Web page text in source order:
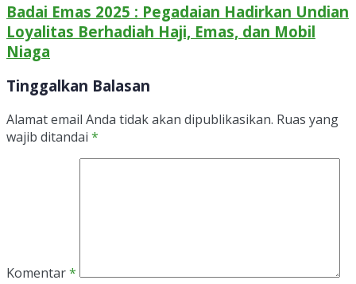
Badai Emas 2025 : Pegadaian Hadirkan Undian
Loyalitas Berhadiah Haji, Emas, dan Mobil
Niaga
Tinggalkan Balasan
Alamat email Anda tidak akan dipublikasikan. Ruas yang
wajib ditandai *
Komentar*